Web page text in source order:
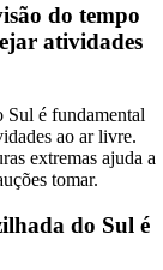
do tempo
atividades
Sul é fundamental
ao ar livre.
extremas ajuda a
tomar.
do Sul é